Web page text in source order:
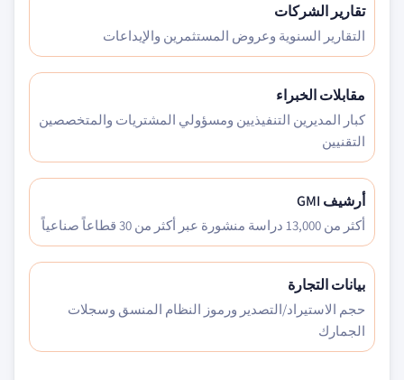
تقارير الشركات
التقارير السنوية وعروض المستثمرين والإيداعات
مقابلات الخبراء
كبار المديرين التنفيذيين ومسؤولي المشتريات والمتخصصين
التقنيين
أرشيف GMI
أكثر من 13,000 دراسة منشورة عبر أكثر من 30 قطاعاً صناعياً
بيانات التجارة
حجم الاستيراد/التصدير ورموز النظام المنسق وسجلات
الجمارك